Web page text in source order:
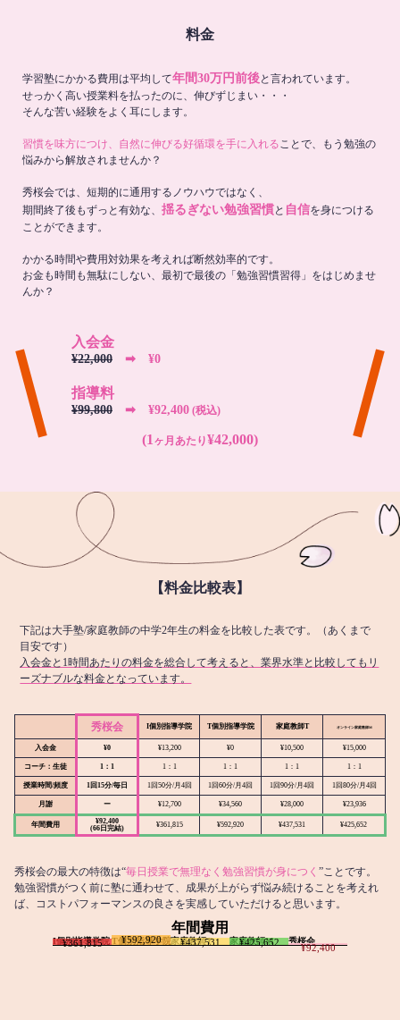
料金
学習塾にかかる費用は平均して年間30万円前後と言われています。
せっかく高い授業料を払ったのに、伸びずじまい・・・
そんな苦い経験をよく耳にします。
習慣を味方につけ、自然に伸びる好循環を手に入れる ことで、もう勉強の
悩みから解放されませんか？
秀桜会では、短期的に通用するノウハウではなく、
期間終了後もずっと有効な、 揺るぎない勉強習慣と 自信を身につける
ことができます。
かかる時間や費用対効果を考えれば断然効率的です。
お金も時間も無駄にしない、最初で最後の「勉強習慣習得」をはじめませ
んか？
入会金
¥22,000 ➡︎ ¥0
指導料
¥99,800 ➡︎ ¥92,400 (税込)
(1 ヶ月あたり¥42,000)
【料金比較表】
下記は大手塾/家庭教師の中学2年生の料金を比較した表です。（あくまで
目安です）
入会金と1時間あたりの料金を総合して考えると、業界水準と比較してもリ
ーズナブルな料金となっています。
秀桜会 I個別指導学院 T個別指導学院 家庭教師T オンライン家庭教師M
入会金 ¥0 ¥13,200 ¥0 ¥10,500 ¥15,000
コーチ：生徒 1：1 1：1 1：1 1：1 1：1
授業時間/頻度 1回15分/毎日 1回50分/月4回 1回60分/月4回 1回90分/月4回 1回80分/月4回
月謝 ー ¥12,700 ¥34,560 ¥28,000 ¥23,936
年間費用
¥92,400
(66日完結)
¥361,815 ¥592,920 ¥437,531 ¥425,652
秀桜会の最大の特徴は“毎日授業で無理なく勉強習慣が身につく ”ことです。
勉強習慣がつく前に塾に通わせて、成果が上がらず悩み続けることを考えれ
ば、コストパフォーマンスの良さを実感していただけると思います。
年間費用
I個別指導学院
¥361,815 T個別指導学院
¥592,920 家庭教師T
¥437,531 家庭教師M
¥425,652 秀桜会
¥92,400